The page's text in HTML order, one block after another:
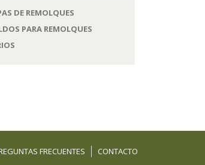
DE REMOLQUES
PARA REMOLQUES
FRECUENTES CONTACTO